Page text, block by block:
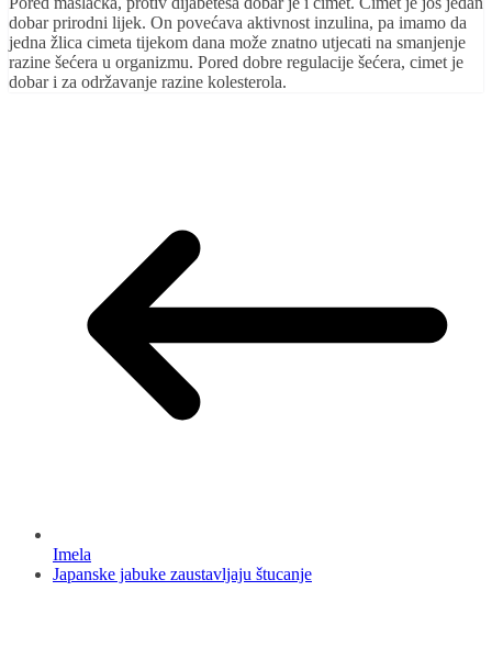
dobar prirodni lijek. On povećava aktivnost inzulina, pa imamo da
jedna žlica cimeta tijekom dana može znatno utjecati na smanjenje
razine šećera u organizmu. Pored dobre regulacije šećera, cimet je
dobar i za održavanje razine kolesterola.
Imela
Japanske jabuke zaustavljaju štucanje